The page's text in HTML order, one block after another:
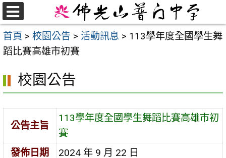
跳
至
主
要
首頁 > 校園公告 > 活動訊息 > 113學年度全國學生舞
蹈比賽高雄市初賽
校園公告
公告主旨
113學年度全國學生舞蹈比賽高雄市初
賽
發佈日期
2024 年 9 月 22 日
選
單